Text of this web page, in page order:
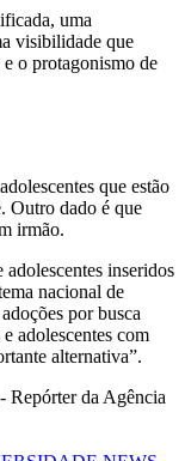
uma
visibilidade que
o protagonismo de
que estão
Outro dado é que
irmão.
inseridos
nacional de
por busca
adolescentes com
alternativa”.
Repórter da Agência